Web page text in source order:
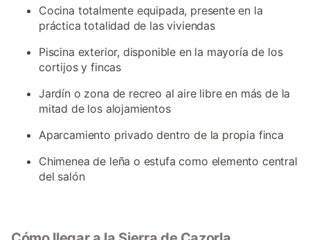
Cocina totalmente equipada, presente en la
práctica totalidad de las viviendas
Piscina exterior, disponible en la mayoría de los
cortijos y fincas
Jardín o zona de recreo al aire libre en más de la
mitad de los alojamientos
Aparcamiento privado dentro de la propia finca
Chimenea de leña o estufa como elemento central
del salón